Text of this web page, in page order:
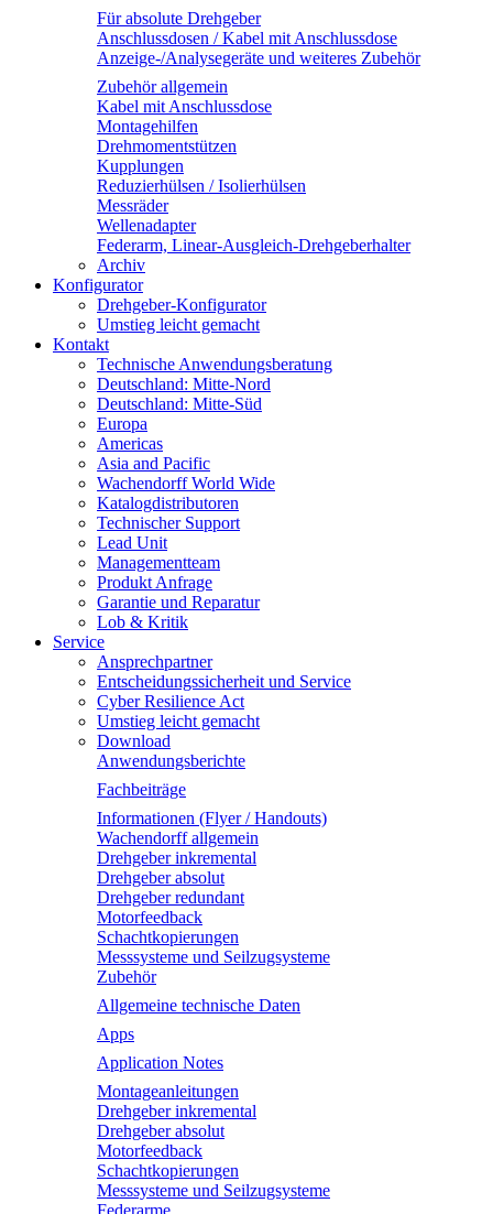
Für absolute Drehgeber
Anschlussdosen / Kabel mit Anschlussdose
Anzeige-/Analysegeräte und weiteres Zubehör
Zubehör allgemein
Kabel mit Anschlussdose
Montagehilfen
Drehmomentstützen
Kupplungen
Reduzierhülsen / Isolierhülsen
Messräder
Wellenadapter
Federarm, Linear-Ausgleich-Drehgeberhalter
Archiv
Konfigurator
Drehgeber-Konfigurator
Umstieg leicht gemacht
Kontakt
Technische Anwendungsberatung
Deutschland: Mitte-Nord
Deutschland: Mitte-Süd
Europa
Americas
Asia and Pacific
Wachendorff World Wide
Katalogdistributoren
Technischer Support
Lead Unit
Managementteam
Produkt Anfrage
Garantie und Reparatur
Lob & Kritik
Service
Ansprechpartner
Entscheidungssicherheit und Service
Cyber Resilience Act
Umstieg leicht gemacht
Download
Anwendungsberichte
Fachbeiträge
Informationen (Flyer / Handouts)
Wachendorff allgemein
Drehgeber inkremental
Drehgeber absolut
Drehgeber redundant
Motorfeedback
Schachtkopierungen
Messsysteme und Seilzugsysteme
Zubehör
Allgemeine technische Daten
Apps
Application Notes
Montageanleitungen
Drehgeber inkremental
Drehgeber absolut
Motorfeedback
Schachtkopierungen
Messsysteme und Seilzugsysteme
Federarme